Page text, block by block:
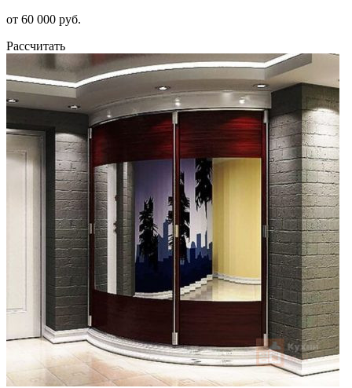
от 60 000 руб.
Рассчитать